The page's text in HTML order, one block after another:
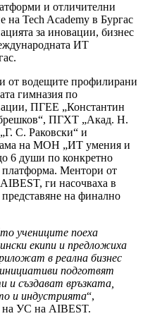
и отличителни
на Tech Academy в Бургас
за иновации, бизнес
ИТ
от водещите профилирани
гимназия по
ПГЕЕ „Константин
ПГХТ „Акад. Н.
С. Раковски“ и
на МОН „ИТ умения и
6 души по конкретно
платформа. Ментори от
ги насочваха в
представяне на финално
учениците поеха
екипи и предложиха
в реална бизнес
подготвят
и създават връзката,
и индустрията“,
на УС на AIBEST.